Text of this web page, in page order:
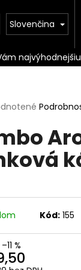
Doprava
Slovenčina
Kód: 155
–11 %